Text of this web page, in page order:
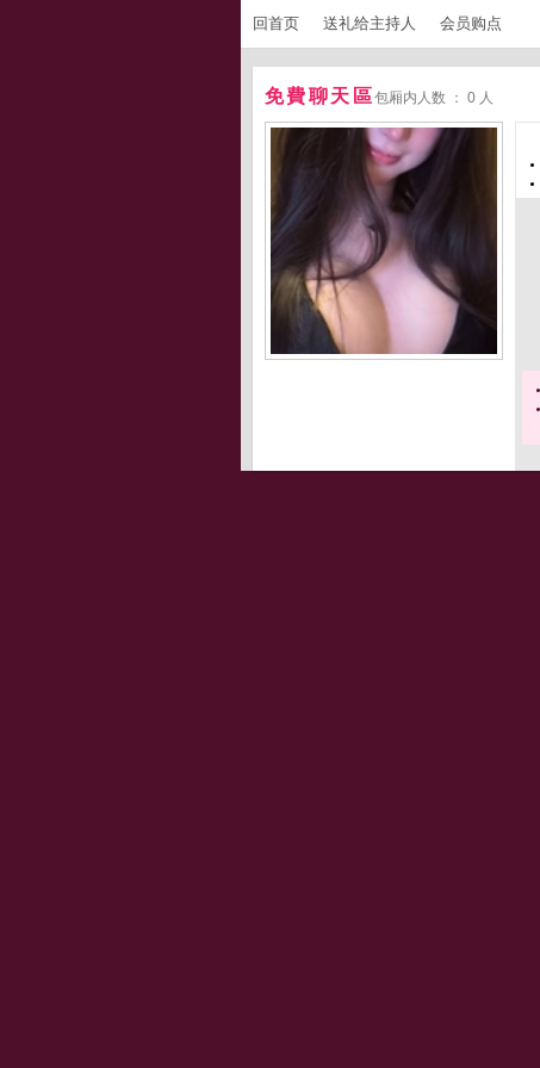
回首页 送礼给主持人 会员购点
免費聊天區包厢内人数 ： 0 人